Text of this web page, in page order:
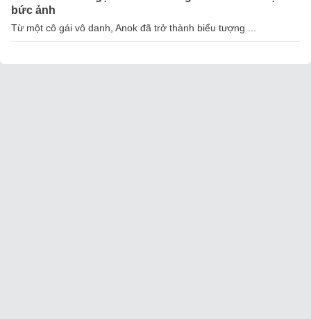
bức ảnh
Từ một cô gái vô danh, Anok đã trở thành biểu tượng ...